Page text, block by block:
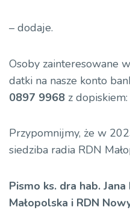
– dodaje.
Osoby zainteresowane
datki na nasze konto
0897 9968 z
Przypomnijmy, że w
siedziba radia RDN
Pismo ks. dra hab.
Małopolska i RDN